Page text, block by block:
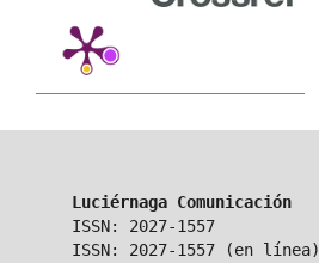
Luciérnaga Comunicación
ISSN: 2027-1557
ISSN: 2027-1557 (en línea)